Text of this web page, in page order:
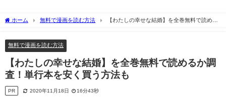
ホーム 無料で漫画を読む方法
【わたしの幸せな結婚】を全巻無料で読める
無料で漫画を読む方法
【わたしの幸せな結婚】を全巻無料で読めるか調
査！単行本を安く買う方法も
PR 2020年11月18日 16分43秒